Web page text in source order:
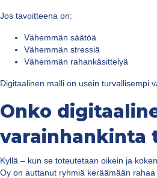
Jos tavoitteena on:
Vähemmän säätöä
Vähemmän stressiä
Vähemmän rahankäsittelyä
Digitaalinen malli on usein turvallisempi
Onko
varainhankinta
Kyllä – kun se toteutetaan oikein ja
Oy on auttanut ryhmiä keräämään rahaa